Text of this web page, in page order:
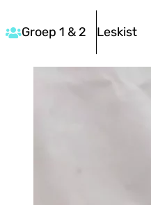
Groep 1 & 2 Leskist